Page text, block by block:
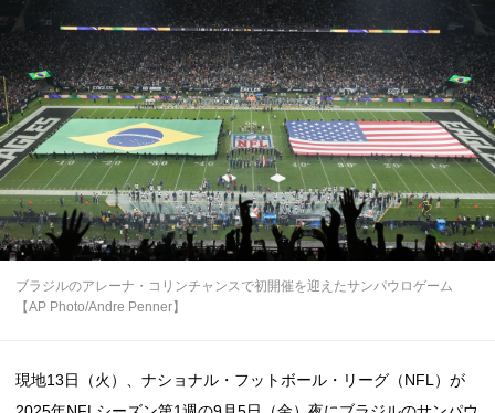
ブラジルのアレーナ・コリンチャンスで初開催を迎えたサンパウロゲーム
【AP Photo/Andre Penner】
現地13日（火）、ナショナル・フットボール・リーグ（NFL）が